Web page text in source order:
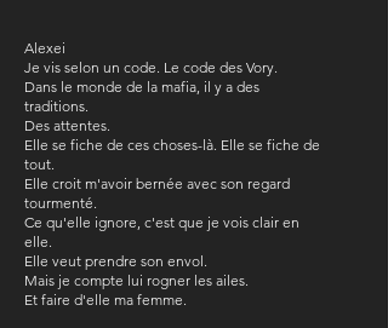
Alexei
Je vis selon un code. Le code des Vory.
Dans le monde de la mafia, il y a des
traditions.
Des attentes.
Elle se fiche de ces choses-là. Elle se fiche de
tout.
Elle croit m'avoir bernée avec son regard
tourmenté.
Ce qu'elle ignore, c'est que je vois clair en
elle.
Elle veut prendre son envol.
Mais je compte lui rogner les ailes.
Et faire d'elle ma femme.